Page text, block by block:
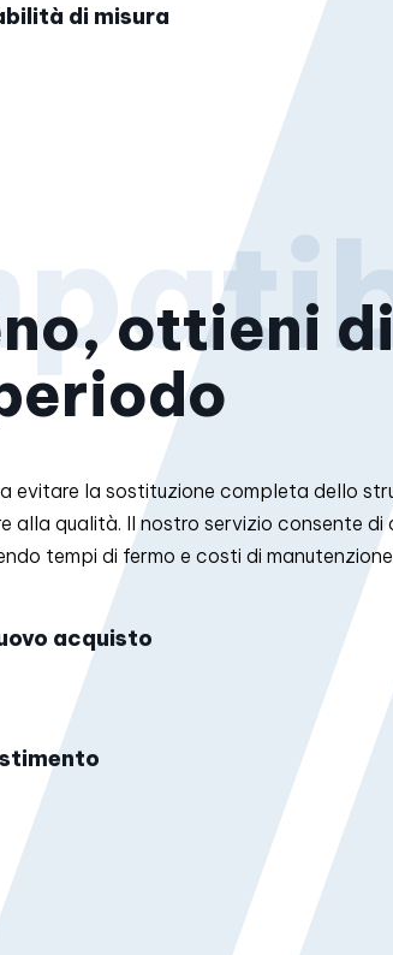
di misura
ottieni
evitare la sostituzione completa dello
alla qualità. Il nostro servizio consente di
tempi di fermo e costi di
acquisto